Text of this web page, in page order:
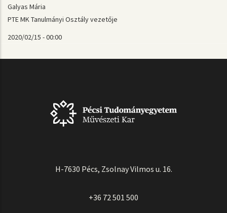
Galyas Mária
PTE MK Tanulmányi Osztály vezetője
2020/02/15 - 00:00
H-7630 Pécs, Zsolnay Vilmos u. 16.
+36 72 501 500